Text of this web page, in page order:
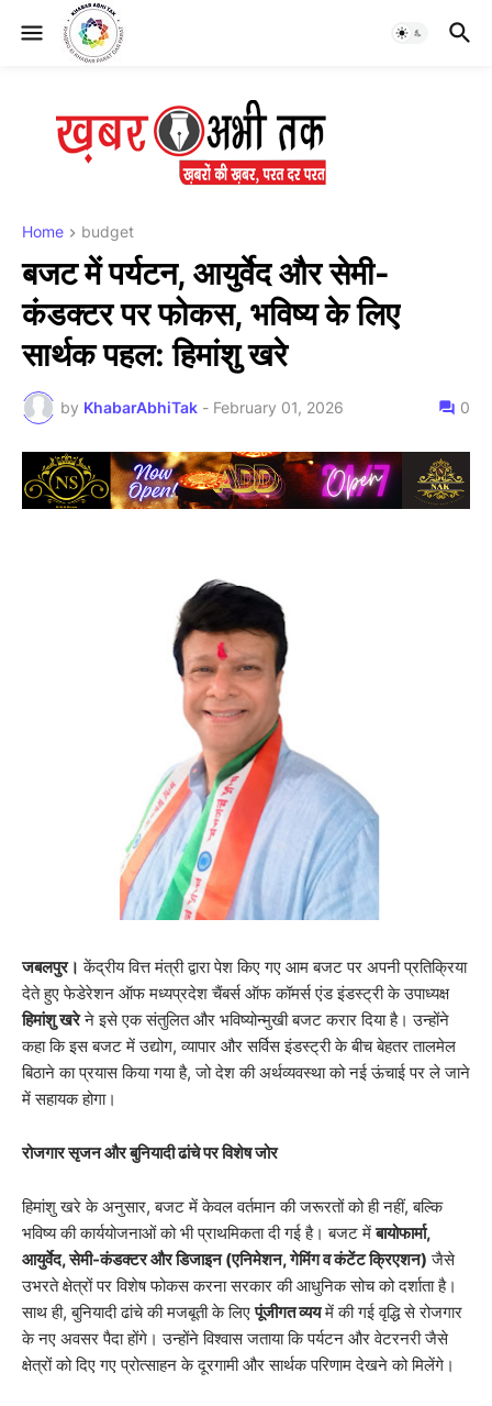
Home budget
बजट में पर्यटन, आयुर्वेद और सेमी-
कंडक्टर पर फोकस, भविष्य के लिए
सार्थक पहल: हिमांशु खरे
by KhabarAbhiTak - February 01, 2026 0
जबलपुर। केंद्रीय वित्त मंत्री द्वारा पेश किए गए आम बजट पर अपनी प्रतिक्रिया
देते हुए फेडेरेशन ऑफ मध्यप्रदेश चैंबर्स ऑफ कॉमर्स एंड इंडस्ट्री के उपाध्यक्ष
हिमांशु खरेने इसे एक संतुलित और भविष्योन्मुखी बजट करार दिया है। उन्होंने
कहा कि इस बजट में उद्योग, व्यापार और सर्विस इंडस्ट्री के बीच बेहतर तालमेल
बिठाने का प्रयास किया गया है, जो देश की अर्थव्यवस्था को नई ऊंचाई पर ले जाने
में सहायक होगा।
रोजगार सृजन और बुनियादी ढांचे पर विशेष जोर
​हिमांशु खरे के अनुसार, बजट में केवल वर्तमान की जरूरतों को ही नहीं, बल्कि
भविष्य की कार्ययोजनाओं को भी प्राथमिकता दी गई है। बजट मेंबायोफार्मा,
आयुर्वेद, सेमी-कंडक्टर और डिजाइन (एनिमेशन, गेमिंग व कंटेंट क्रिएशन) जैसे
उभरते क्षेत्रों पर विशेष फोकस करना सरकार की आधुनिक सोच को दर्शाता है।
साथ ही, बुनियादी ढांचे की मजबूती के लिएपूंजीगत व्ययमें की गई वृद्धि से रोजगार
के नए अवसर पैदा होंगे। उन्होंने विश्वास जताया कि पर्यटन और वेटरनरी जैसे
क्षेत्रों को दिए गए प्रोत्साहन के दूरगामी और सार्थक परिणाम देखने को मिलेंगे।